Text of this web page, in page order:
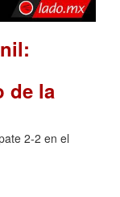
de la
2-2 en el